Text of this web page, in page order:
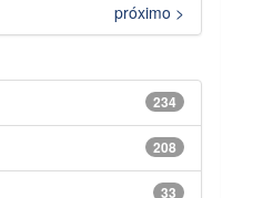
próximo >
234
208
33